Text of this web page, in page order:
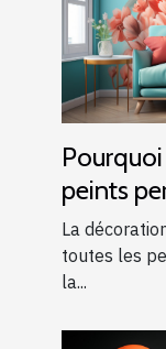
peints
La
toutes les
la...